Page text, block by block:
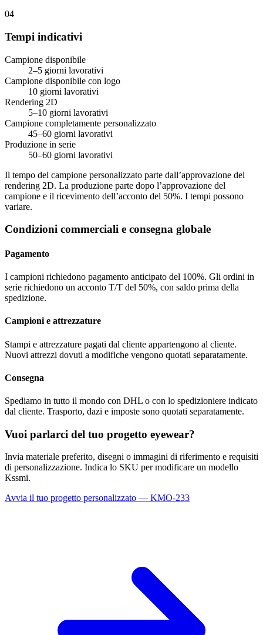
04
Tempi indicativi
Campione disponibile
2–5 giorni lavorativi
Campione disponibile con logo
10 giorni lavorativi
Rendering 2D
5–10 giorni lavorativi
Campione completamente personalizzato
45–60 giorni lavorativi
Produzione in serie
50–60 giorni lavorativi
Il tempo del campione personalizzato parte dall’approvazione del
rendering 2D. La produzione parte dopo l’approvazione del
campione e il ricevimento dell’acconto del 50%. I tempi possono
variare.
Condizioni commerciali e consegna globale
Pagamento
I campioni richiedono pagamento anticipato del 100%. Gli ordini in
serie richiedono un acconto T/T del 50%, con saldo prima della
spedizione.
Campioni e attrezzature
Stampi e attrezzature pagati dal cliente appartengono al cliente.
Nuovi attrezzi dovuti a modifiche vengono quotati separatamente.
Consegna
Spediamo in tutto il mondo con DHL o con lo spedizioniere indicato
dal cliente. Trasporto, dazi e imposte sono quotati separatamente.
Vuoi parlarci del tuo progetto eyewear?
Invia materiale preferito, disegni o immagini di riferimento e requisiti
di personalizzazione. Indica lo SKU per modificare un modello
Kssmi.
Avvia il tuo progetto personalizzato — KMO-233